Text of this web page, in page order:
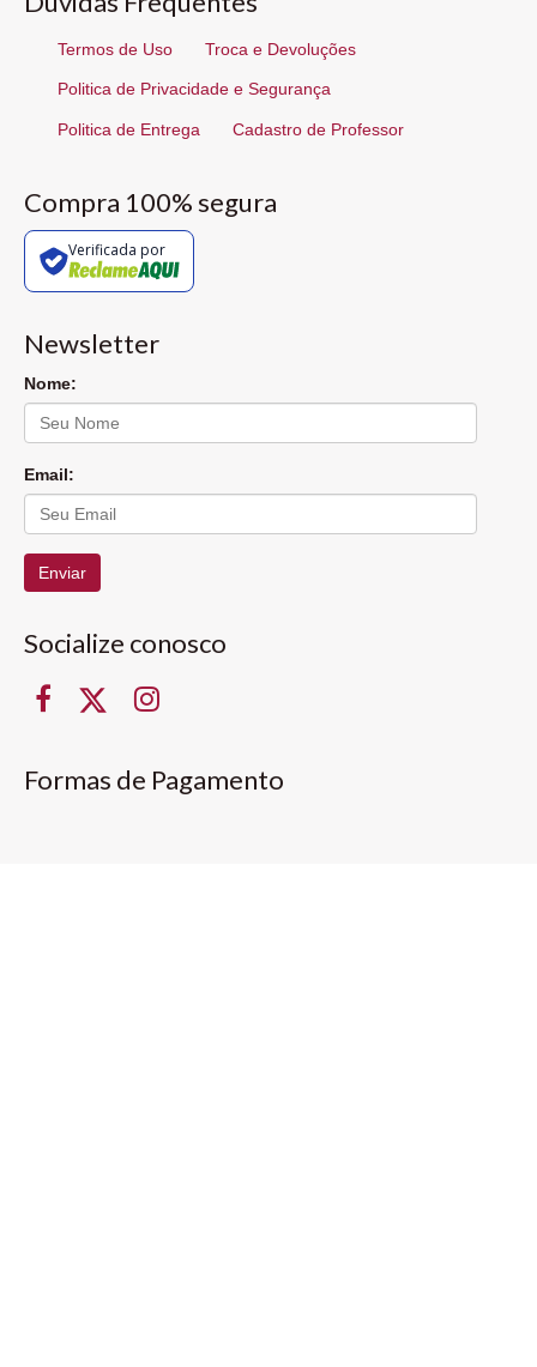
Termos de Uso Troca e Devoluções
Politica de Privacidade e Segurança
Politica de Entrega Cadastro de Professor
Compra 100% segura
Verificada por
Newsletter
Nome:
Email:
Enviar
Socialize conosco
Formas de Pagamento